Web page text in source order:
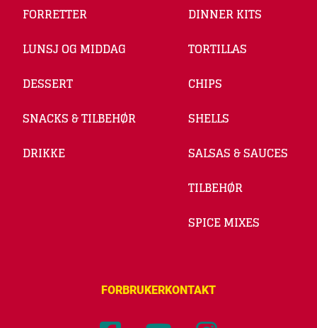
FORRETTER
LUNSJ OG MIDDAG
DESSERT
SNACKS & TILBEHØR
DRIKKE
DINNER KITS
TORTILLAS
CHIPS
SHELLS
SALSAS & SAUCES
TILBEHØR
SPICE MIXES
FORBRUKERKONTAKT